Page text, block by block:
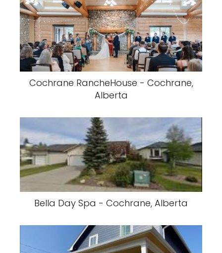
Cochrane RancheHouse - Cochrane,
Alberta
Bella Day Spa - Cochrane, Alberta